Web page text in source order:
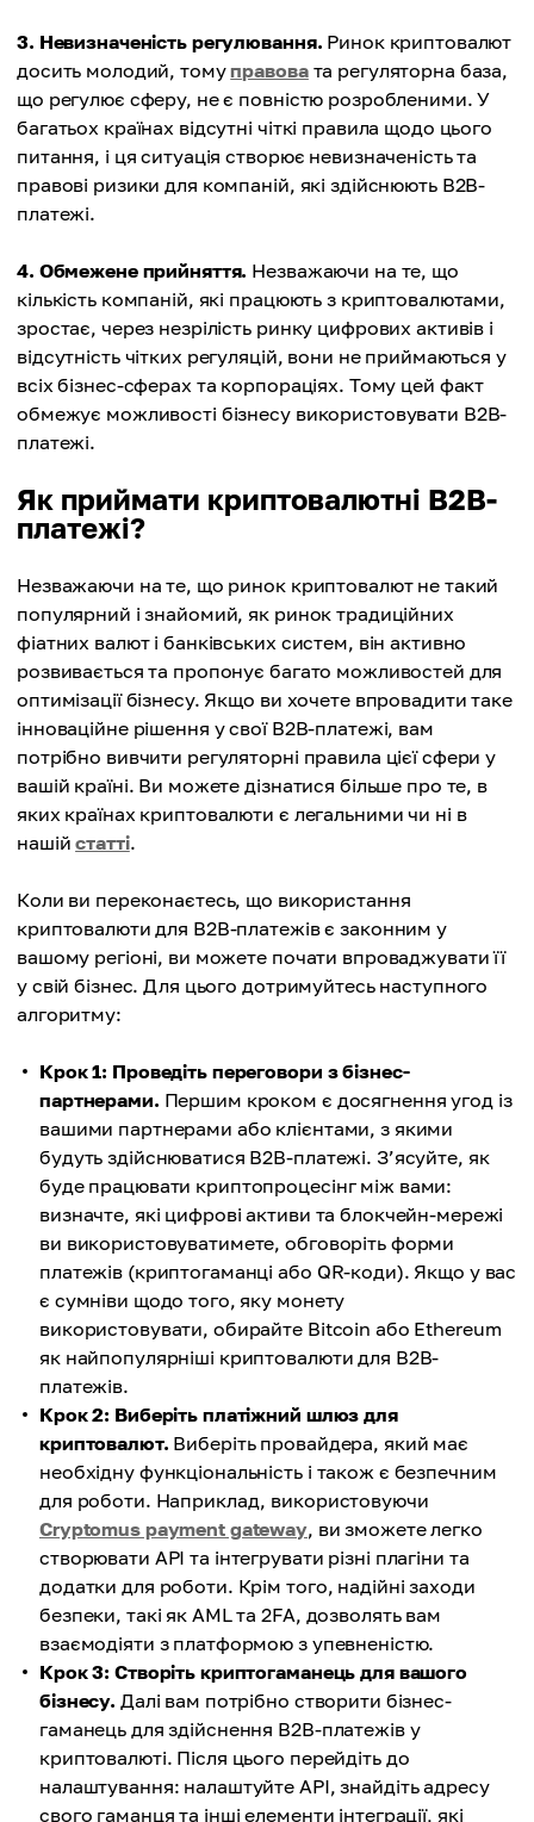
3. Невизначеність регулювання. Ринок криптовалют
досить молодий, томуправовата регуляторна база,
що регулює сферу, не є повністю розробленими. У
багатьох країнах відсутні чіткі правила щодо цього
питання, і ця ситуація створює невизначеність та
правові ризики для компаній, які здійснюють B2B-
платежі.
4. Обмежене прийняття. Незважаючи на те, що
кількість компаній, які працюють з криптовалютами,
зростає, через незрілість ринку цифрових активів і
відсутність чітких регуляцій, вони не приймаються у
всіх бізнес-сферах та корпораціях. Тому цей факт
обмежує можливості бізнесу використовувати B2B-
платежі.
Як приймати криптовалютні B2B-
платежі?
Незважаючи на те, що ринок криптовалют не такий
популярний і знайомий, як ринок традиційних
фіатних валют і банківських систем, він активно
розвивається та пропонує багато можливостей для
оптимізації бізнесу. Якщо ви хочете впровадити таке
інноваційне рішення у свої B2B-платежі, вам
потрібно вивчити регуляторні правила цієї сфери у
вашій країні. Ви можете дізнатися більше про те, в
яких країнах криптовалюти є легальними чи ні в
нашійстатті.
Коли ви переконаєтесь, що використання
криптовалюти для B2B-платежів є законним у
вашому регіоні, ви можете почати впроваджувати її
у свій бізнес. Для цього дотримуйтесь наступного
алгоритму:
Крок 1: Проведіть переговори з бізнес-
партнерами. Першим кроком є досягнення угод із
вашими партнерами або клієнтами, з якими
будуть здійснюватися B2B-платежі. З’ясуйте, як
буде працювати криптопроцесінг між вами:
визначте, які цифрові активи та блокчейн-мережі
ви використовуватимете, обговоріть форми
платежів (криптогаманці або QR-коди). Якщо у вас
є сумніви щодо того, яку монету
використовувати, обирайте Bitcoin або Ethereum
як найпопулярніші криптовалюти для B2B-
платежів.
Крок 2: Виберіть платіжний шлюз для
криптовалют. Виберіть провайдера, який має
необхідну функціональність і також є безпечним
для роботи. Наприклад, використовуючи
Cryptomus payment gateway, ви зможете легко
створювати API та інтегрувати різні плагіни та
додатки для роботи. Крім того, надійні заходи
безпеки, такі як AML та 2FA, дозволять вам
взаємодіяти з платформою з упевненістю.
Крок 3: Створіть криптогаманець для вашого
бізнесу. Далі вам потрібно створити бізнес-
гаманець для здійснення B2B-платежів у
криптовалюті. Після цього перейдіть до
налаштування: налаштуйте API, знайдіть адресу
свого гаманця та інші елементи інтеграції, які